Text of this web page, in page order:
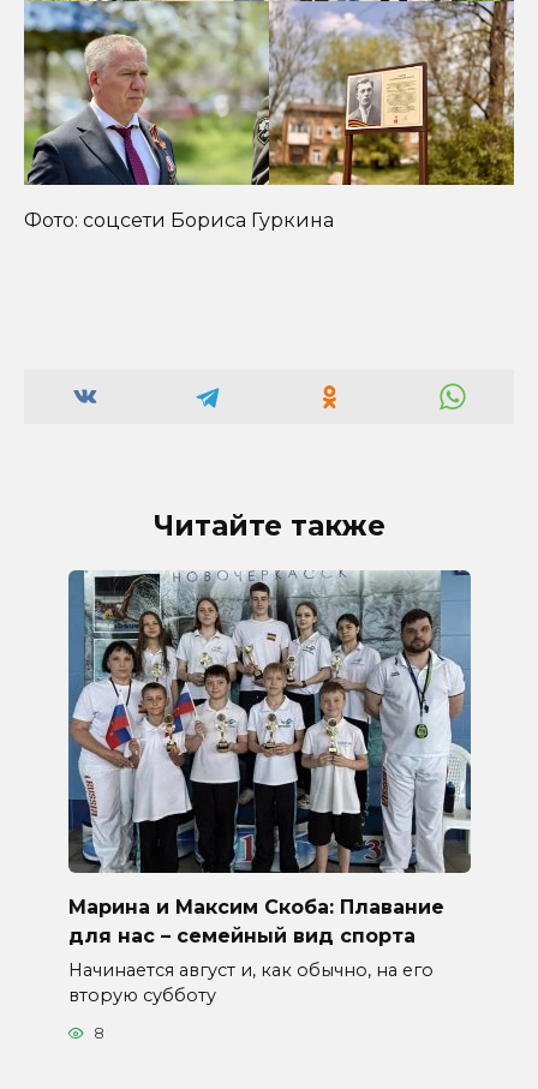
Фото: соцсети Бориса Гуркина
Читайте также
Марина и Максим Скоба: Плавание
для нас – семейный вид спорта
Начинается август и, как обычно, на его
вторую субботу
8